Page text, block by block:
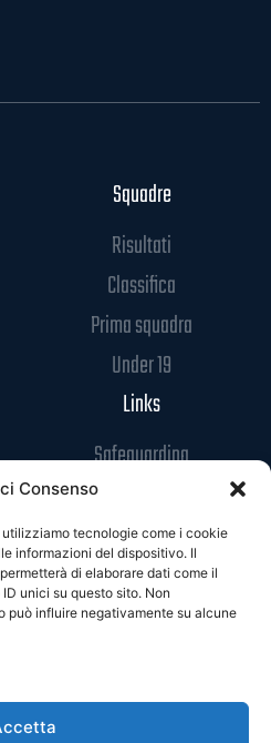
Consenso
tecnologie come i cookie
informazioni del dispositivo. Il
di elaborare dati come il
unici su questo sito. Non
può influire negativamente su alcune
Squadre
Risultati
Classifica
Prima squadra
Under 19
Links
Safeguarding
Codice di Condotta
Privacy Policy
Cookie Policy